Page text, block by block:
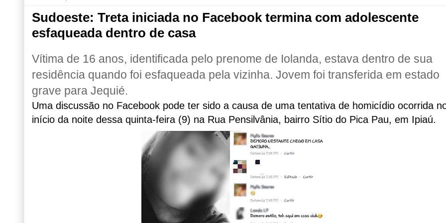
Sudoeste: Treta iniciada no Facebook termina com adolescente
esfaqueada dentro de casa
Vítima de 16 anos, identificada pelo prenome de Iolanda, estava dentro de sua
residência quando foi esfaqueada pela vizinha. Jovem foi transferida em estado
grave para Jequié.
Uma discussão no Facebook pode ter sido a causa de uma tentativa de homicídio ocorrida
início da noite dessa quinta-feira (9) na Rua Pensilvânia, bairro Sítio do Pica Pau, em Ipiaú.